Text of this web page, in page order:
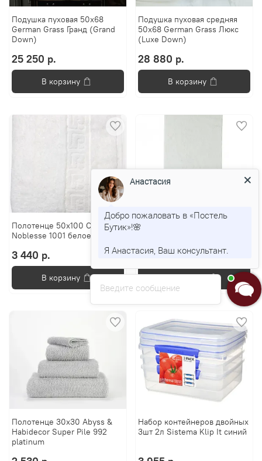
Подушка пуховая 50х68
German Grass Гранд (Grand
Down)
25 250 р.
В корзину
Подушка пуховая средняя
50х68 German Grass Люкс
(Luxe Down)
28 880 р.
В корзину
Полотенце 50x100 Cawo
Noblesse 1001 белое
3 440 р.
В корзину
Полотенце 30x50 Cawo Life
1 330 р.
В корзину
Полотенце 30x30 Abyss &
Habidecor Super Pile 992
platinum
Набор контейнеров двойных
3шт 2л Sistema Klip It синий
Введите сообщение
Анастасия
Добро пожаловать в «Постель
Бутик»!🌸
Я Анастасия, Ваш консультант.